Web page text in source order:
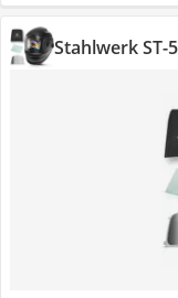
Stahlwerk ST-